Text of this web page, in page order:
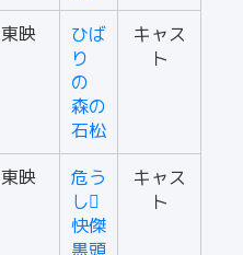
東映
ひば
り
の
森の
石松
キャス
ト
東映
危う
し
快傑
黒頭
キャス
ト